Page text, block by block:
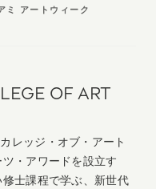
ミ アートウィーク
OF ART
レッジ・オブ・アート
・アワードを設立す
士課程で学ぶ、新世代